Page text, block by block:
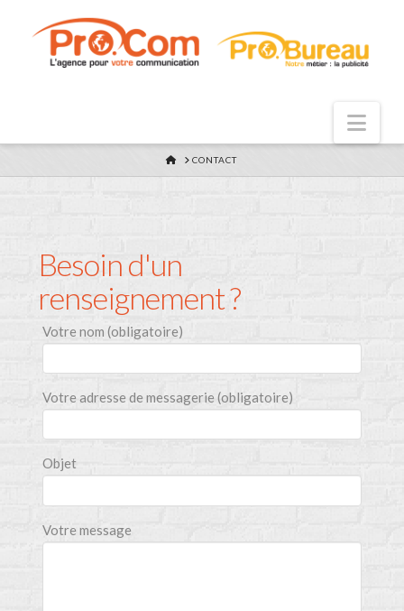
HOME
CONTACT
Besoin d'un
renseignement ?
Votre nom (obligatoire)
Votre adresse de messagerie (obligatoire)
Objet
Votre message